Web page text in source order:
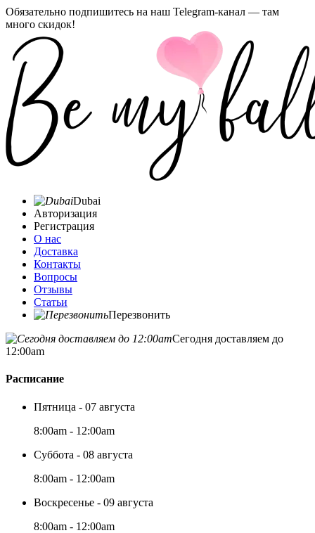
Обязательно подпишитесь на наш Telegram-канал — там
много скидок!
Dubai
Авторизация
Регистрация
О нас
Доставка
Контакты
Вопросы
Отзывы
Статьи
Перезвонить
Сегодня доставляем до
12:00am
Расписание
Пятница - 07 августа
8:00am - 12:00am
Суббота - 08 августа
8:00am - 12:00am
Воскресенье - 09 августа
8:00am - 12:00am